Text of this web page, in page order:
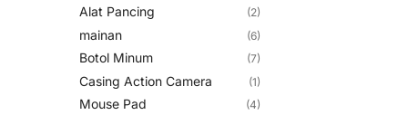
Alat Pancing (2)
mainan (6)
Botol Minum (7)
Casing Action Camera (1)
Mouse Pad (4)